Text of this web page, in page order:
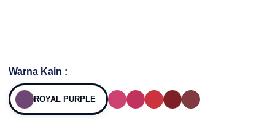
Warna Kain :
ROYAL PURPLE